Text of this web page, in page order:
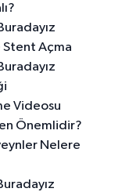
Stent Açma
Videosu
Önemlidir?
Nelere